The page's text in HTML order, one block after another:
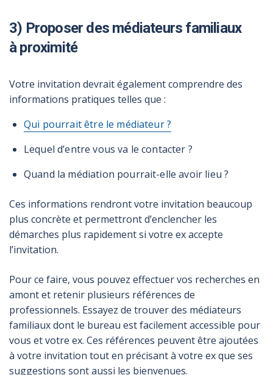
3) Proposer des médiateurs familiaux
à proximité
Votre invitation devrait également comprendre des
informations pratiques telles que :
Qui pourrait être le médiateur ?
Lequel d’entre vous va le contacter ?
Quand la médiation pourrait-elle avoir lieu ?
Ces informations rendront votre invitation beaucoup
plus concrète et permettront d’enclencher les
démarches plus rapidement si votre ex accepte
l’invitation.
Pour ce faire, vous pouvez effectuer vos recherches en
amont et retenir plusieurs références de
professionnels. Essayez de trouver des médiateurs
familiaux dont le bureau est facilement accessible pour
vous et votre ex. Ces références peuvent être ajoutées
à votre invitation tout en précisant à votre ex que ses
suggestions sont aussi les bienvenues.